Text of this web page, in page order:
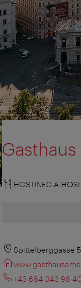
HOSTINEC A
Spittelberggasse
+43 664 343 96